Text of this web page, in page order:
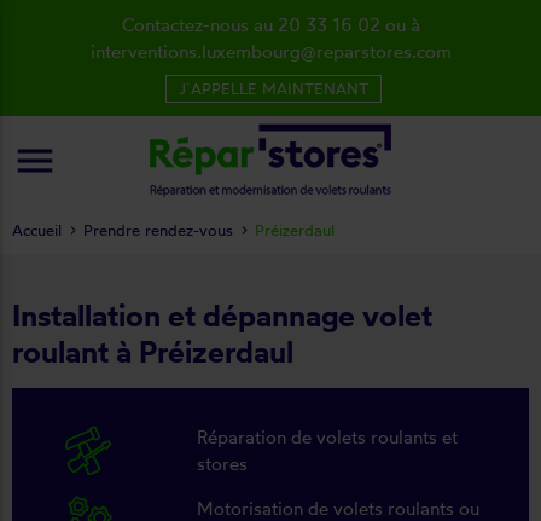
Installation et dépannage volet
roulant à Préizerdaul
Réparation de volets roulants et
stores
Motorisation de volets roulants ou
Accueil Prendre rendez-vous Préizerdaul
Contactez-nous au 20 33 16 02 ou à
interventions.luxembourg@reparstores.com
J´APPELLE MAINTENANT
menu